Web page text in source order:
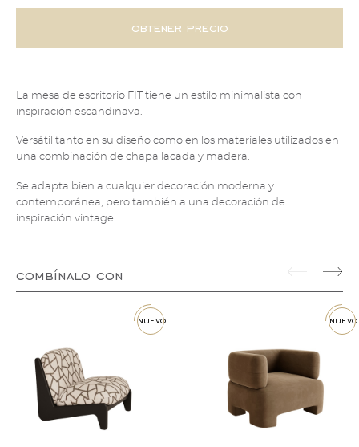
obtener precio
La mesa de escritorio FIT tiene un estilo minimalista con
inspiración escandinava.
Versátil tanto en su diseño como en los materiales utilizados en
una combinación de chapa lacada y madera.
Se adapta bien a cualquier decoración moderna y
contemporánea, pero también a una decoración de
inspiración vintage.
combínalo con
nuevo nuevo